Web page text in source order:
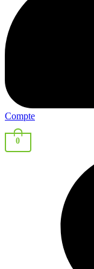
Compte
0